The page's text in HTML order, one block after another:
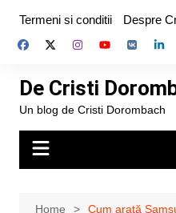
content
Termeni si conditii Despre
De Cristi
Un blog de Cristi Dorombach
Home Cum arată